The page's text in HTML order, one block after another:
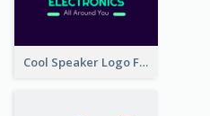
Cool Speaker Logo For Electronic Components Store